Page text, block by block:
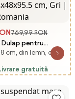
769,99 RON
pentru
Lemn de Brad cu
din Metal Zincat si
Scule,
cm, din lemn, din
gratuită